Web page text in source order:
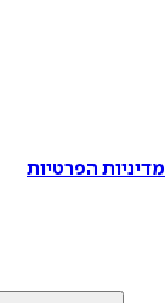
הפרטיות